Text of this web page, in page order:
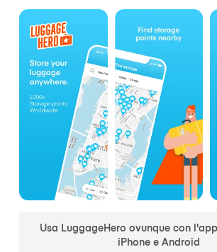
Usa LuggageHero ovunque con
iPhone e Android